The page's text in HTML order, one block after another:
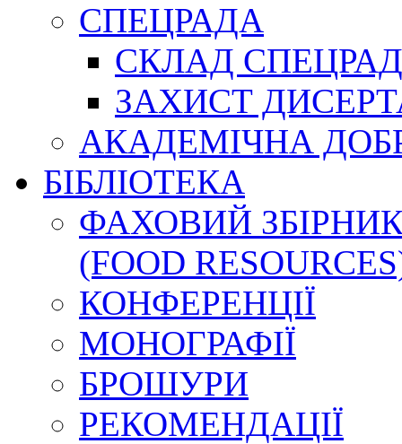
СПЕЦРАДА
СКЛАД
ЗАХИСТ
АКАДЕМІЧНА
БІБЛІОТЕКА
ФАХОВИЙ
(FOOD
КОНФЕРЕНЦІЇ
МОНОГРАФІЇ
БРОШУРИ
РЕКОМЕНДАЦІЇ